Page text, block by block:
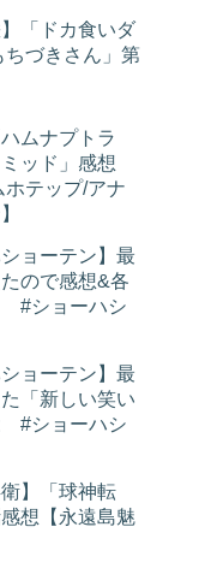
】「ドカ食いダ
ちづきさん」第
ハムナプトラ
ッド」感想
ホテップ/アナ
ショーテン】最
ので感想&各
#ショーハシ
ショーテン】最
「新しい笑い
#ショーハシ
衛】「球神転
想【永遠島魅